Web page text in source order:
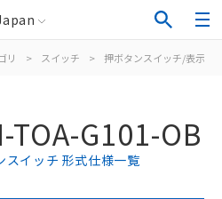
リ > スイッチ > 押ボタンスイッチ/表示灯
TOA-G101-OB
イッチ 形式仕様一覧